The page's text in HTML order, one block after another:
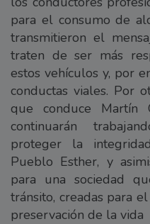
para el consumo de
transmitieron el
traten de ser más
estos vehículos y, por
conductas viales. Por
que conduce Martín
continuarán
proteger la
Pueblo Esther, y
para una sociedad
tránsito, creadas para
preservación de la vida